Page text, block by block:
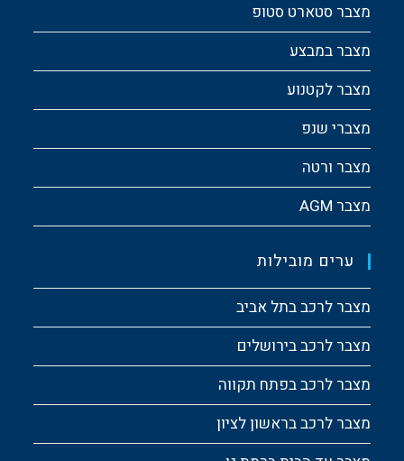
מצבר סטארט סטופ
מצבר במבצע
מצבר לקטנוע
מצברי שנפ
מצבר ורטה
מצבר AGM
ערים מובילות
מצבר לרכב בתל אביב
מצבר לרכב בירושלים
מצבר לרכב בפתח תקווה
מצבר לרכב בראשון לציון